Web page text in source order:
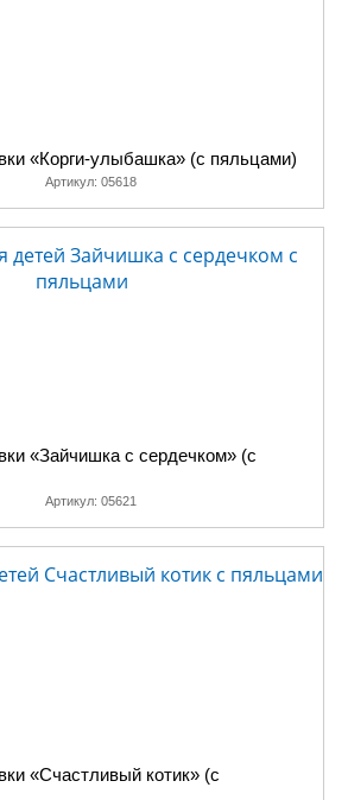
«Корги-улыбашка» (с пяльцами)
Артикул: 05618
«Зайчишка с сердечком» (с
Артикул: 05621
«Счастливый котик» (с